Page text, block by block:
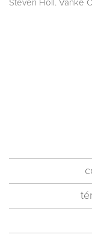
Steven Holl. Vanke